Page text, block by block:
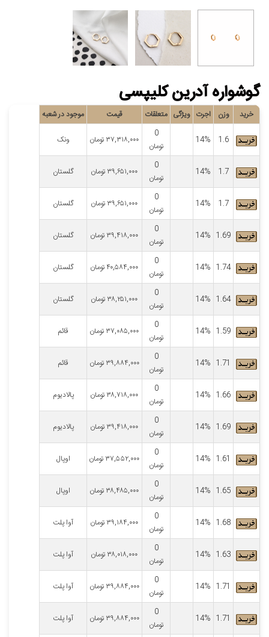
گوشواره آدرین کلیپسی
خرید وزن اجرت ویژگی متعلقات قیمت موجود در شعبه
1.6
14%
0
تومان
۳۷,۳۱۸,۰۰۰ تومان ونک
1.7
14%
0
تومان
۳۹,۶۵۱,۰۰۰ تومان گلستان
1.7
14%
0
تومان
۳۹,۶۵۱,۰۰۰ تومان گلستان
1.69
14%
0
تومان
۳۹,۴۱۸,۰۰۰ تومان گلستان
1.74
14%
0
تومان
۴۰,۵۸۴,۰۰۰ تومان گلستان
1.64
14%
0
تومان
۳۸,۲۵۱,۰۰۰ تومان گلستان
1.59
14%
0
تومان
۳۷,۰۸۵,۰۰۰ تومان قائم
1.71
14%
0
تومان
۳۹,۸۸۴,۰۰۰ تومان قائم
1.66
14%
0
تومان
۳۸,۷۱۸,۰۰۰ تومان پالادیوم
1.69
14%
0
تومان
۳۹,۴۱۸,۰۰۰ تومان پالادیوم
1.61
14%
0
تومان
۳۷,۵۵۲,۰۰۰ تومان اوپال
1.65
14%
0
تومان
۳۸,۴۸۵,۰۰۰ تومان اوپال
1.68
14%
0
تومان
۳۹,۱۸۴,۰۰۰ تومان آوا پلت
1.63
14%
0
تومان
۳۸,۰۱۸,۰۰۰ تومان آوا پلت
1.71
14%
0
تومان
۳۹,۸۸۴,۰۰۰ تومان آوا پلت
1.71
14%
0
تومان
۳۹,۸۸۴,۰۰۰ تومان آوا پلت